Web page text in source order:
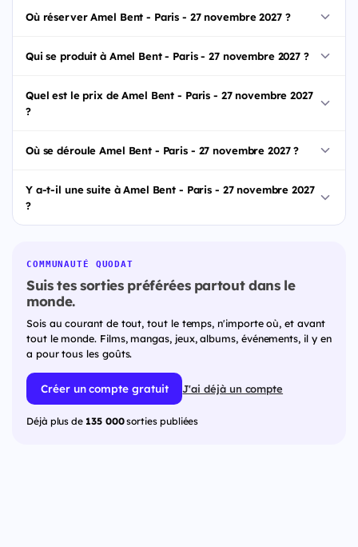
Où réserver Amel Bent - Paris - 27 novembre 2027 ?
Qui se produit à Amel Bent - Paris - 27 novembre 2027 ?
Quel est le prix de Amel Bent - Paris - 27 novembre 2027
?
Où se déroule Amel Bent - Paris - 27 novembre 2027 ?
Y a-t-il une suite à Amel Bent - Paris - 27 novembre 2027
?
COMMUNAUTÉ QUODAT
Suis tes sorties préférées partout dans le
monde.
Sois au courant de tout, tout le temps, n'importe où, et avant
tout le monde. Films, mangas, jeux, albums, événements, il y en
a pour tous les goûts.
Créer un compte gratuit J'ai déjà un compte
Déjà plus de 135 000sorties publiées